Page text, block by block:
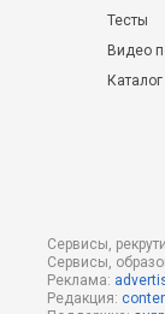
Тесты
Видео
Сервисы,
Сервисы,
Реклама:
Редакция: